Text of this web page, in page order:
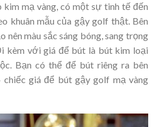
mạ vàng, có một sự tinh tế đến
khuân mẫu của gậy golf thật. Bên
nên màu sắc sáng bóng, sang trọng
kèm với giá để bút là bút kim loại
Bạn có thể để bút riêng ra bên
giá để bút gậy golf mạ vàng